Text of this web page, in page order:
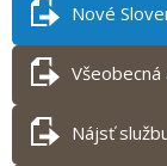
Nové
Všeobecná
Nájsť